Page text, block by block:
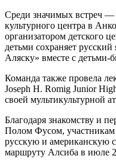
Среди значимых встреч —
культурного центра в
организатором детского
детьми сохраняет
Аляску» вместе с детьми-
Команда также провела
Joseph H. Romig Junior
своей мультикультурной
Благодаря знакомству и
Полом Фусом, участникам
русскую и американскую
маршруту Алсиба в июле